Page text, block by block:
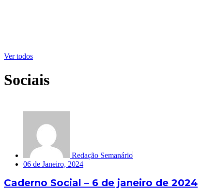
Ver todos
Sociais
Redação Semanário
06 de Janeiro, 2024
Caderno Social – 6 de janeiro de 2024